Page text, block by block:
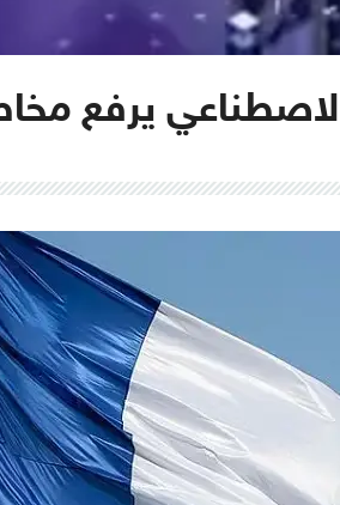
الاصطناعي يرفع